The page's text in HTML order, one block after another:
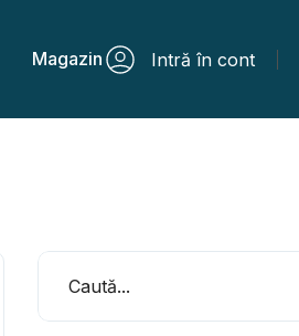
Magazin Intră în cont